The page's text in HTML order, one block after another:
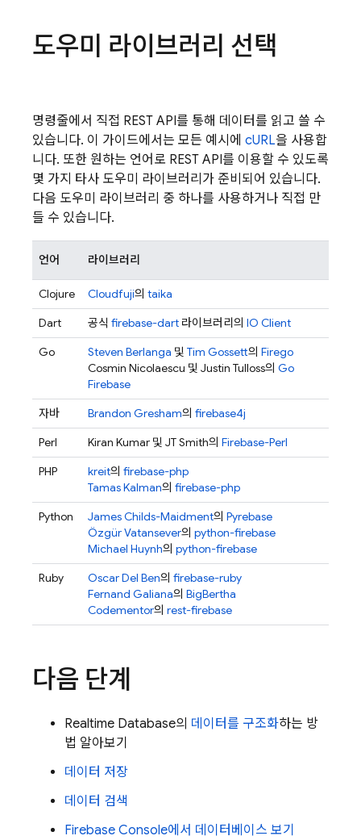
도우미 라이브러리 선택
명령줄에서 직접 REST API를 통해 데이터를 읽고 쓸 수
있습니다. 이 가이드에서는 모든 예시에 cURL을 사용합
니다. 또한 원하는 언어로 REST API를 이용할 수 있도록
몇 가지 타사 도우미 라이브러리가 준비되어 있습니다.
다음 도우미 라이브러리 중 하나를 사용하거나 직접 만
들 수 있습니다.
언어 라이브러리
Clojure Cloudfuji의 taika
Dart
공식 firebase-dart 라이브러리의 IO Client
Go
Steven Berlanga 및 Tim Gossett의 Firego
Cosmin Nicolaescu 및 Justin Tulloss의 Go
Firebase
자바
Brandon Gresham의 firebase4j
Perl
Kiran Kumar 및 JT Smith의 Firebase-Perl
PHP
kreit의 firebase-php
Tamas Kalman의 firebase-php
Python
James Childs-Maidment의 Pyrebase
Özgür Vatansever의 python-firebase
Michael Huynh의 python-firebase
Ruby
Oscar Del Ben의 firebase-ruby
Fernand Galiana의 BigBertha
Codementor의 rest-firebase
다음 단계
Realtime Database의 데이터를 구조화하는 방
법 알아보기
데이터 저장
데이터 검색
Firebase Console에서 데이터베이스 보기